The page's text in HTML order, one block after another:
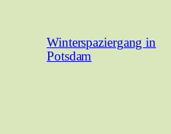
Winterspaziergang in
Potsdam